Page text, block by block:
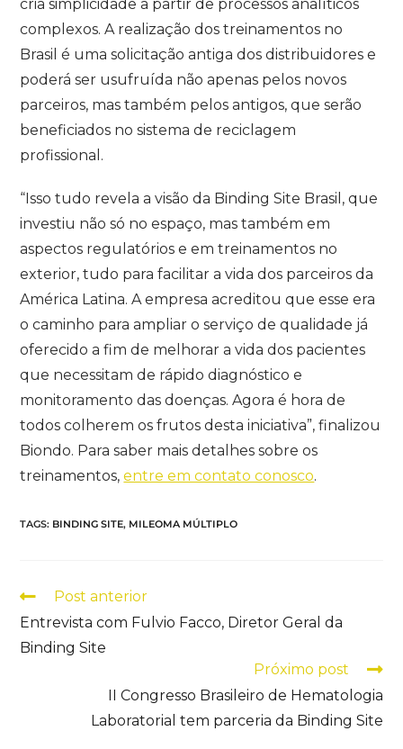
cria simplicidade a partir de processos analíticos
complexos. A realização dos treinamentos no
Brasil é uma solicitação antiga dos distribuidores e
poderá ser usufruída não apenas pelos novos
parceiros, mas também pelos antigos, que serão
beneficiados no sistema de reciclagem
profissional.
“Isso tudo revela a visão da Binding Site Brasil, que
investiu não só no espaço, mas também em
aspectos regulatórios e em treinamentos no
exterior, tudo para facilitar a vida dos parceiros da
América Latina. A empresa acreditou que esse era
o caminho para ampliar o serviço de qualidade já
oferecido a fim de melhorar a vida dos pacientes
que necessitam de rápido diagnóstico e
monitoramento das doenças. Agora é hora de
todos colherem os frutos desta iniciativa”, finalizou
Biondo. Para saber mais detalhes sobre os
treinamentos,entre em contato conosco.
TAGS: BINDING SITE, MILEOMA MÚLTIPLO
Post anterior
Entrevista com Fulvio Facco, Diretor Geral da
Binding Site
Próximo post
II Congresso Brasileiro de Hematologia
Laboratorial tem parceria da Binding Site